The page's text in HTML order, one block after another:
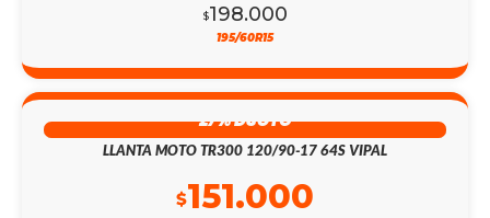
$198.000
195/60R15
27% DSCTO
LLANTA MOTO TR300 120/90-17 64S VIPAL
$151.000